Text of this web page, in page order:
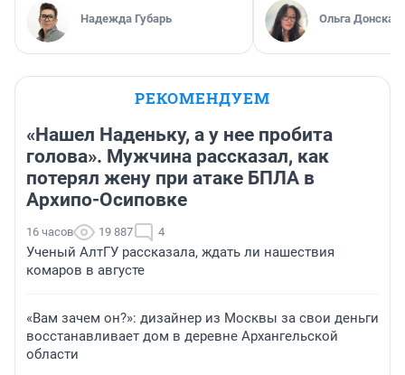
Надежда Губарь Ольга Донская
РЕКОМЕНДУЕМ
«Нашел Наденьку, а у нее пробита
голова». Мужчина рассказал, как
потерял жену при атаке БПЛА в
Архипо-Осиповке
16 часов 19 887 4
Ученый АлтГУ рассказала, ждать ли нашествия
комаров в августе
«Вам зачем он?»: дизайнер из Москвы за свои деньги
восстанавливает дом в деревне Архангельской
области